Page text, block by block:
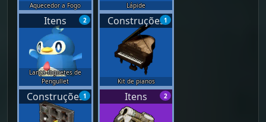
Aquecedor a Fogo
Lápide
2
Itens
Lança-foguetes de
Pengullet
1
Construções
Kit de pianos
1
Construções 2
Itens